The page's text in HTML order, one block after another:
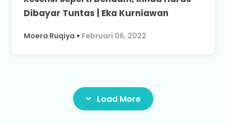
Dibayar Tuntas | Eka Kurniawan
Moera Ruqiya • Februari 06, 2022
Load More